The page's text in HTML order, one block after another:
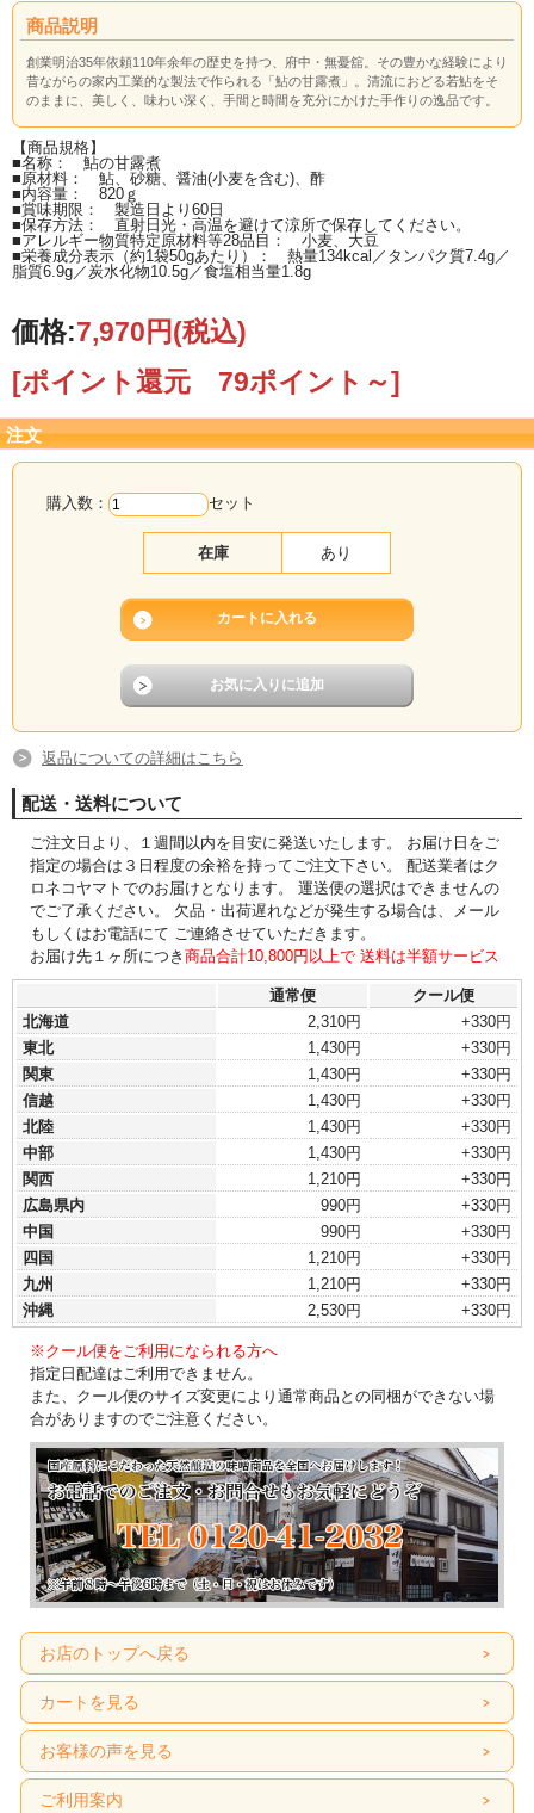
商品説明
創業明治35年依頼110年余年の歴史を持つ、府中・無憂舘。その豊かな経験により
昔ながらの家内工業的な製法で作られる「鮎の甘露煮」。清流におどる若鮎をそ
のままに、美しく、味わい深く、手間と時間を充分にかけた手作りの逸品です。
【商品規格】
■名称： 鮎の甘露煮
■原材料： 鮎、砂糖、醤油(小麦を含む)、酢
■内容量： 820ｇ
■賞味期限： 製造日より60日
■保存方法： 直射日光・高温を避けて涼所で保存してください。
■アレルギー物質特定原材料等28品目： 小麦、大豆
■栄養成分表示（約1袋50gあたり）： 熱量134kcal／タンパク質7.4g／
脂質6.9g／炭水化物10.5g／食塩相当量1.8g
価格:7,970円(税込)
[ポイント還元 79ポイント～]
注文
購入数： セット
在庫 あり
返品についての詳細はこちら
配送・送料について
ご注文日より、１週間以内を目安に発送いたします。 お届け日をご
指定の場合は３日程度の余裕を持ってご注文下さい。 配送業者はク
ロネコヤマトでのお届けとなります。 運送便の選択はできませんの
でご了承ください。 欠品・出荷遅れなどが発生する場合は、メール
もしくはお電話にて ご連絡させていただきます。
お届け先１ヶ所につき 商品合計10,800円以上で 送料は半額サービス
通常便
クール便
北海道
2,310円
+330円
東北
1,430円
+330円
関東
1,430円
+330円
信越
1,430円
+330円
北陸
1,430円
+330円
中部
1,430円
+330円
関西
1,210円
+330円
広島県内
990円
+330円
中国
990円
+330円
四国
1,210円
+330円
九州
1,210円
+330円
沖縄
2,530円 +330円
※クール便をご利用になられる方へ
指定日配達はご利用できません。
また、クール便のサイズ変更により通常商品との同梱ができない場
合がありますのでご注意ください。
お店のトップへ戻る
カートを見る
お客様の声を見る
ご利用案内